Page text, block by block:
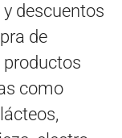
descuentos
de
productos
como